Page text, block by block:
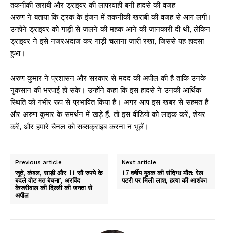
तकनीकी खराबी और ड्राइवर की लापरवाही बनी हादसे की वजह
अरुण ने बताया कि ट्रक के इंजन में तकनीकी खराबी की वजह से आग लगी।
उन्होंने ड्राइवर को गाड़ी से जलने की महक आने की जानकारी दी थी, लेकिन
ड्राइवर ने इसे नजरअंदाज कर गाड़ी चलाना जारी रखा, जिससे यह हादसा
हुआ।
अरुण कुमार ने प्रशासन और सरकार से मदद की अपील की है ताकि उनके
नुकसान की भरपाई हो सके। उन्होंने कहा कि इस हादसे ने उनकी आर्थिक
स्थिति को गंभीर रूप से प्रभावित किया है। अगर आप इस खबर से सहमत हैं
और अरुण कुमार के समर्थन में खड़े हैं, तो इस वीडियो को लाइक करें, शेयर
करें, और हमारे चैनल को सब्सक्राइब करना न भूलें।
Previous article
जूते, कंबल, साड़ी और 11 सौ रुपये के
बदले वोट मत बेचना’, अरविंद
केजरीवाल की दिल्ली की जनता से
अपील
Next article
17 वर्षीय युवक की संदिग्ध मौत: रेल
पटरी पर मिली लाश, हत्या की आशंका